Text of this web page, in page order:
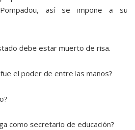
así se impone a su
debe estar muerto de risa.
el poder de entre las manos?
como secretario de educación?